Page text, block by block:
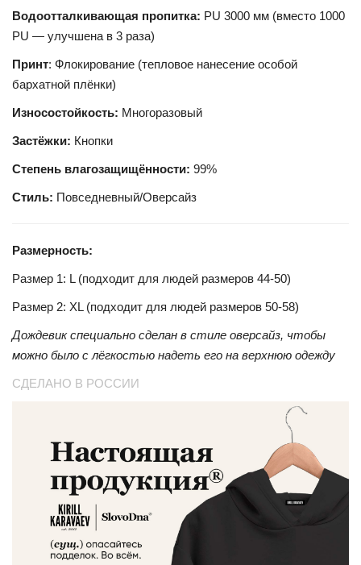
Водоотталкивающая пропитка: PU 3000 мм (вместо 1000
PU — улучшена в 3 раза)
Принт: Флокирование (тепловое нанесение особой
бархатной плёнки)
Износостойкость: Многоразовый
Застёжки: Кнопки
Степень влагозащищённости: 99%
Стиль: Повседневный/Оверсайз
Размерность:
Размер 1: L (подходит для людей размеров 44-50)
Размер 2: XL (подходит для людей размеров 50-58)
Дождевик специально сделан в стиле оверсайз, чтобы
можно было с лёгкостью надеть его на верхнюю одежду
СДЕЛАНО В РОССИИ